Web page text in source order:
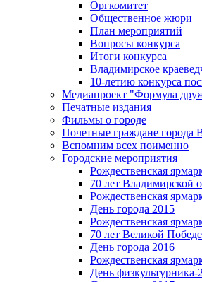
Оргкомитет
Общественное жюри
План мероприятий
Вопросы конкурса
Итоги конкурса
Владимирское
10-летию конкурса
Медиапроект "Формула
Печатные издания
Фильмы о городе
Почетные граждане города
Вспомним всех поименно
Городские мероприятия
Рождественская
70 лет Владимирской
Рождественская
День города 2015
Рождественская
70 лет Великой Победе
День города 2016
Рождественская
День физкультурника-